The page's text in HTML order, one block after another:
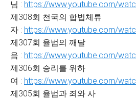
님 : https://www.youtube.com/
제308회 천국의 합법체류
자 : https://www.youtube.com/
제307회 율법의 깨달
음 : https://www.youtube.com/
제306회 승리를 위하
여 : https://www.youtube.com/
제305회 율법과 죄와 사